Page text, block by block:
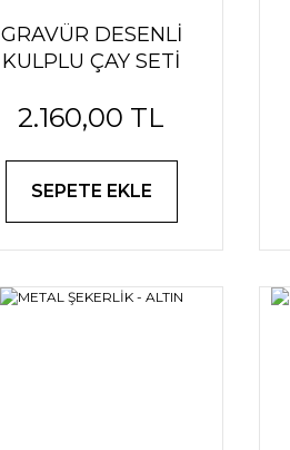
GRAVÜR DESENLİ
KULPLU ÇAY SETİ
2.160,00 TL
SEPETE EKLE